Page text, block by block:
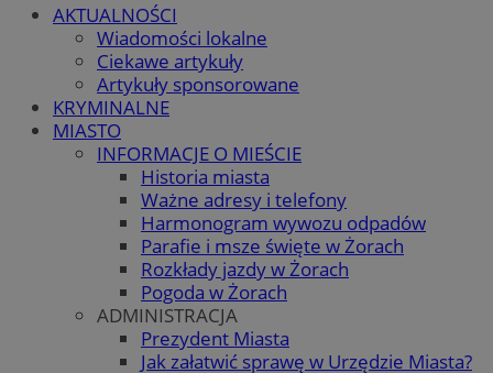
AKTUALNOŚCI
Wiadomości lokalne
Ciekawe artykuły
Artykuły sponsorowane
KRYMINALNE
MIASTO
INFORMACJE O MIEŚCIE
Historia miasta
Ważne adresy i telefony
Harmonogram wywozu odpadów
Parafie i msze święte w Żorach
Rozkłady jazdy w Żorach
Pogoda w Żorach
ADMINISTRACJA
Prezydent Miasta
Jak załatwić sprawę w Urzędzie Miasta?